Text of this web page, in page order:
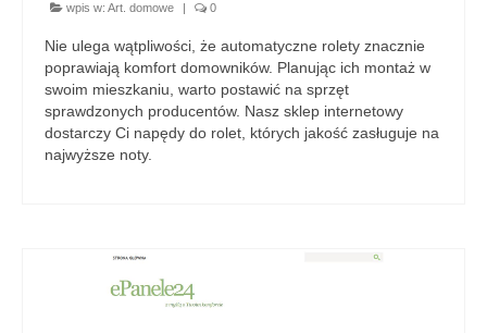
wpis w: Art. domowe 0
Nie ulega wątpliwości, że automatyczne rolety znacznie
poprawiają komfort domowników. Planując ich montaż w
swoim mieszkaniu, warto postawić na sprzęt
sprawdzonych producentów. Nasz sklep internetowy
dostarczy Ci napędy do rolet, których jakość zasługuje na
najwyższe noty.